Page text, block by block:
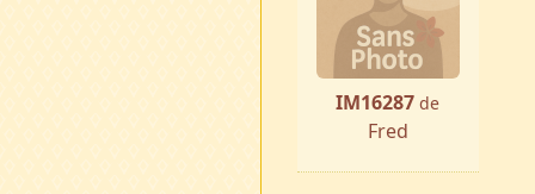
IM16287 de
Fred